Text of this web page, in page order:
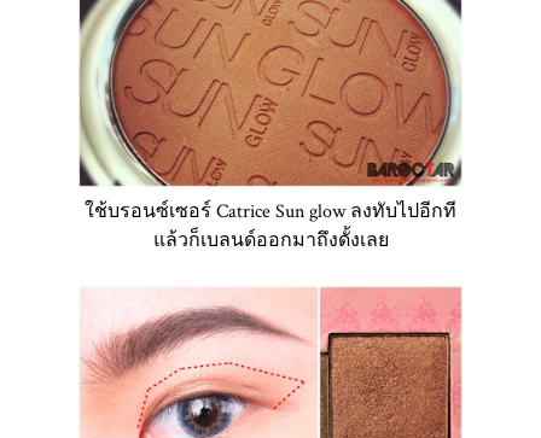
ใช้บรอนซ์เซอร์ Catrice Sun glow ลงทับไปอีกที
แล้วก็เบลนด์ออกมาถึงดั้งเลย